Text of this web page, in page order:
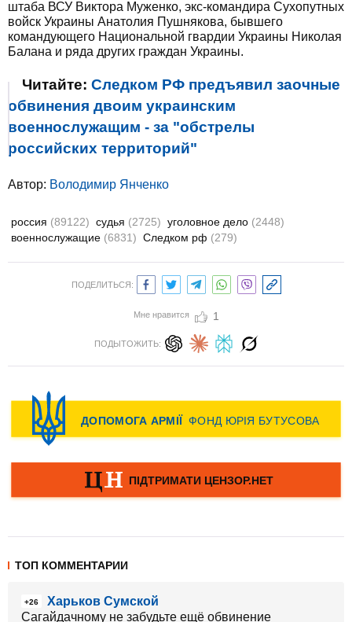
штаба ВСУ Виктора Муженко, экс-командира Сухопутных
войск Украины Анатолия Пушнякова, бывшего
командующего Национальной гвардии Украины Николая
Балана и ряда других граждан Украины.
Читайте: Следком РФ предъявил заочные
обвинения двоим украинским
военнослужащим - за "обстрелы
российских территорий"
Автор: Володимир Янченко
россия (89122) судья (2725) уголовное дело (2448)
военнослужащие (6831) Следком рф (279)
ПОДЕЛИТЬСЯ:
Мне нравится 1
ПОДЫТОЖИТЬ:
ТОП КОММЕНТАРИИ
+26
Харьков Сумской
Сагайдачному не забудьте ещё обвинение